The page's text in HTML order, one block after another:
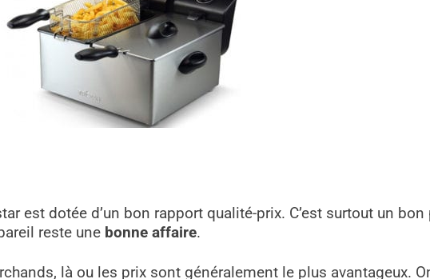
est dotée d’un bon rapport qualité-prix. C’est surtout un
reste une bonne affaire.
là ou les prix sont généralement le plus avantageux.